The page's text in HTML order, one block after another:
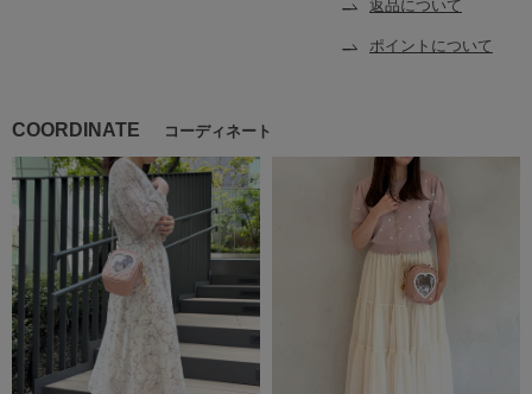
返品について
ポイントについて
COORDINATE コーディネート